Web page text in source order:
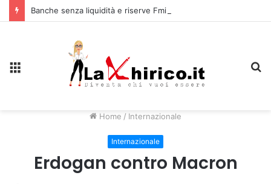
Home / Internazionale
Internazionale
Erdogan contro Macron